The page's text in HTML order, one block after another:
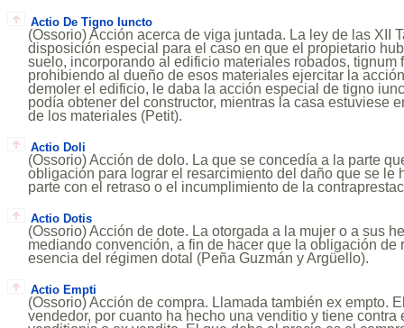
Actio De Tigno Iuncto
(Ossorio) Acción acerca de viga juntada. La ley de las XII
disposición especial para el caso en que el propietario
suelo, incorporando al edificio materiales robados, tignum
prohibiendo al dueño de esos materiales ejercitar la
demoler el edificio, le daba la acción especial de tigno
podía obtener del constructor, mientras la casa estuviese
de los materiales (Petit).
Actio Doli
(Ossorio) Acción de dolo. La que se concedía a la parte
obligación para lograr el resarcimiento del daño que se le
parte con el retraso o el incumplimiento de la
Actio Dotis
(Ossorio) Acción de dote. La otorgada a la mujer o a sus
mediando convención, a fin de hacer que la obligación de
esencia del régimen dotal (Peña Guzmán y Argüello).
Actio Empti
(Ossorio) Acción de compra. Llamada también ex empto.
vendedor, por cuanto ha hecho una venditio y tiene contra